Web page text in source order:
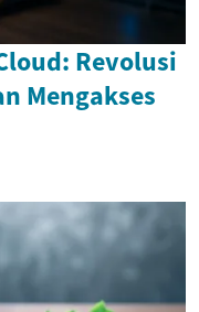
Revolusi
Mengakses